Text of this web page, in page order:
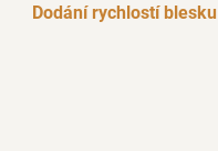
Dodání rychlostí blesku